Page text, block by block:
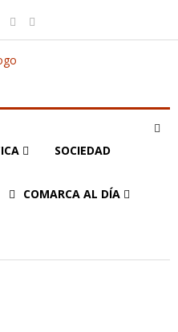
SOCIEDAD
COMARCA AL DÍA